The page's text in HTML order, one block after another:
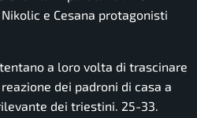
e Cesana protagonisti
a loro volta di trascinare
dei padroni di casa a
dei triestini. 25-33.